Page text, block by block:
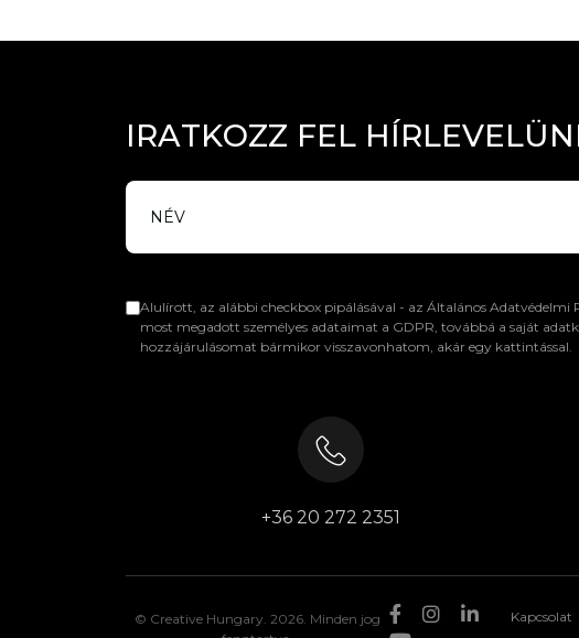
IRATKOZZ FEL HÍRLEVELÜN
Alulírott, az alábbi checkbox pipálásával - az Általános Adatvédelmi
most megadott személyes adataimat a GDPR, továbbá a saját
hozzájárulásomat bármikor visszavonhatom, akár egy kattintással.
+36 20 272 2351
© Creative Hungary. 2026. Minden jog
Kapcsolat